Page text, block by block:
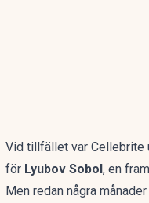
Vid tillfället var Cellebrite
för Lyubov Sobol, en
Men redan några